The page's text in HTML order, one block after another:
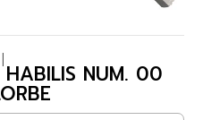
NUM. 00